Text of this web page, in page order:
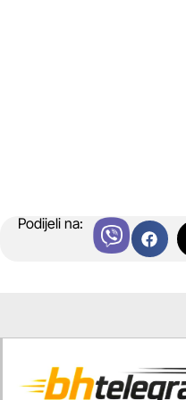
Podijeli na: